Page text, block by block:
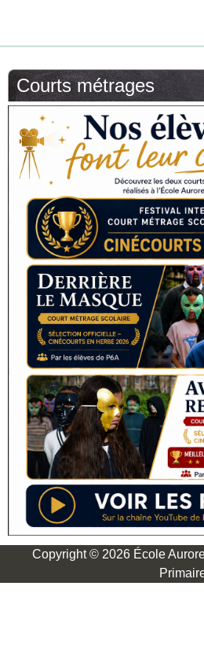
Courts métrages
Copyright © 2026 École